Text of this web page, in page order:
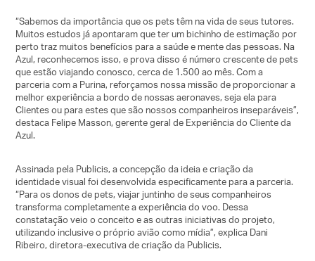
“Sabemos da importância que os pets têm na vida de seus tutores.
Muitos estudos já apontaram que ter um bichinho de estimação por
perto traz muitos benefícios para a saúde e mente das pessoas. Na
Azul, reconhecemos isso, e prova disso é número crescente de pets
que estão viajando conosco, cerca de 1.500 ao mês. Com a
parceria com a Purina, reforçamos nossa missão de proporcionar a
melhor experiência a bordo de nossas aeronaves, seja ela para
Clientes ou para estes que são nossos companheiros inseparáveis”,
destaca Felipe Masson, gerente geral de Experiência do Cliente da
Azul.
Assinada pela Publicis, a concepção da ideia e criação da
identidade visual foi desenvolvida especificamente para a parceria.
“Para os donos de pets, viajar juntinho de seus companheiros
transforma completamente a experiência do voo. Dessa
constatação veio o conceito e as outras iniciativas do projeto,
utilizando inclusive o próprio avião como mídia”, explica Dani
Ribeiro, diretora-executiva de criação da Publicis.